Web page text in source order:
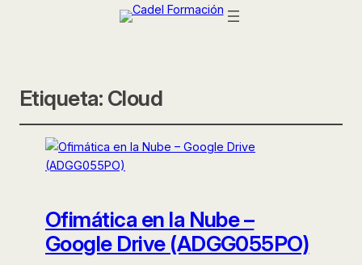
Etiqueta: Cloud
Ofimática en la Nube –
Google Drive (ADGG055PO)